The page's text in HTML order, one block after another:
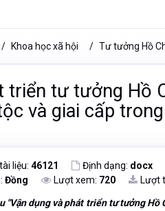
Khoa học xã hội Tư tưởng Hồ
triển tư tưởng Hồ
và giai cấp
liệu:46121 Định dạng: docx
Đồng Lượt xem: 720 Lượt
"Vận dụng và phát triển tư tưởng Hồ